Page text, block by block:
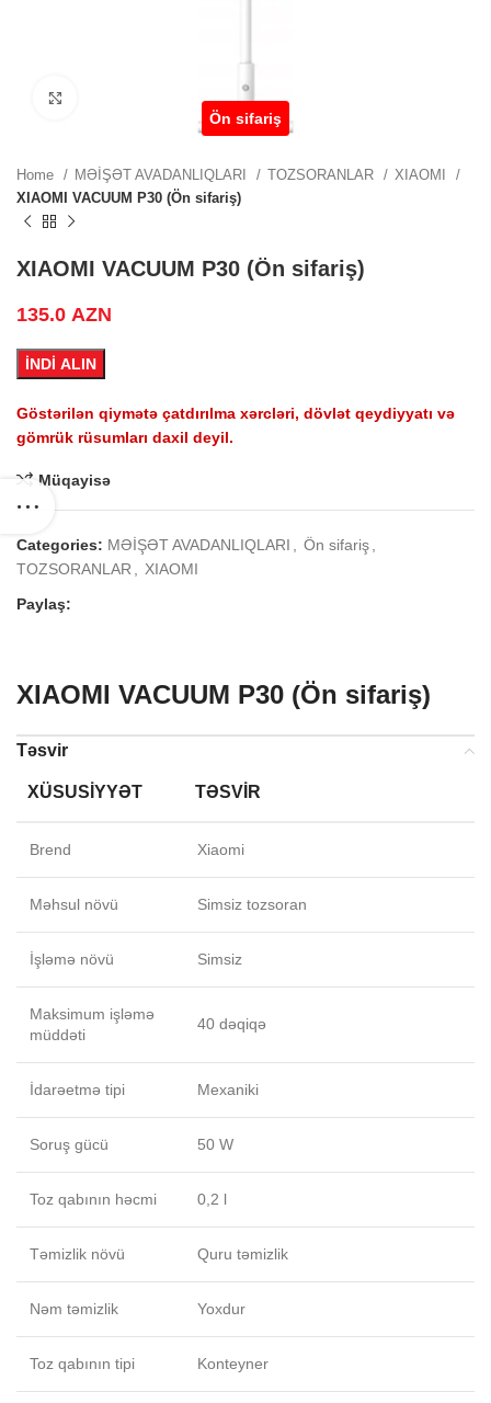
Ön sifariş
Home MƏİŞƏT AVADANLIQLARI TOZSORANLAR
XIAOMI
XIAOMI VACUUM P30 (Ön sifariş)
XIAOMI VACUUM P30 (Ön sifariş)
135.0 AZN
İNDİ ALIN
Göstərilən qiymətə çatdırılma xərcləri, dövlət qeydiyyatı və
gömrük rüsumları daxil deyil.
Müqayisə
Categories: MƏİŞƏT AVADANLIQLARI Ön sifariş
TOZSORANLAR
XIAOMI
Paylaş:
XIAOMI VACUUM P30 (Ön sifariş)
Təsvir
XÜSUSIYYƏT TƏSVIR
Brend Xiaomi
Məhsul növü Simsiz tozsoran
İşləmə növü Simsiz
Maksimum işləmə
müddəti
40 dəqiqə
İdarəetmə tipi Mexaniki
Soruş gücü 50 W
Toz qabının həcmi 0,2 l
Təmizlik növü Quru təmizlik
Nəm təmizlik Yoxdur
Toz qabının tipi Konteyner